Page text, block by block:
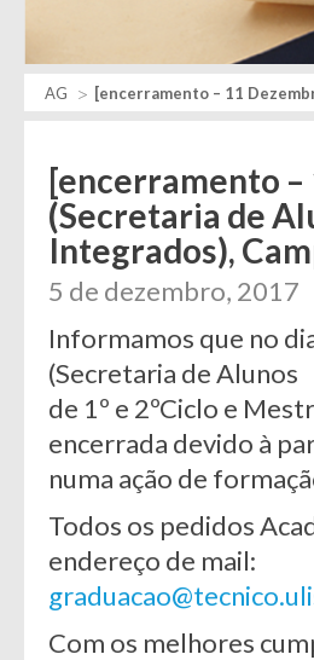
AG [encerramento – 11
[encerramento –
(Secretaria de
Integrados),
5 de dezembro, 2017
Informamos que no
(Secretaria de Alunos
de 1º e 2ºCiclo e
encerrada devido à
numa ação de
Todos os pedidos
endereço de mail:
Com os melhores